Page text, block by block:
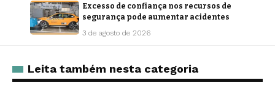
Excesso de confiança nos recursos de
segurança pode aumentar acidentes
3 de agosto de 2026
Leita também nesta categoria